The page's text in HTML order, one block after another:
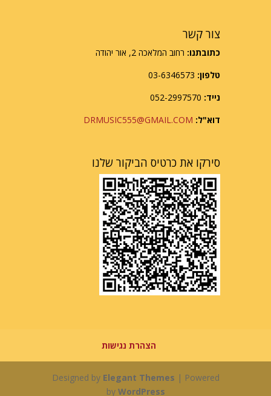
צור קשר
כתובתנו: רחוב המלאכה 2, אור יהודה
טלפון:
נייד:
דוא"ל: DRMUSIC555@GMAIL.COM
סירקו את כרטיס הביקור שלנו
הצהרת נגישות
Designed by Elegant Themes | Powered
by WordPress